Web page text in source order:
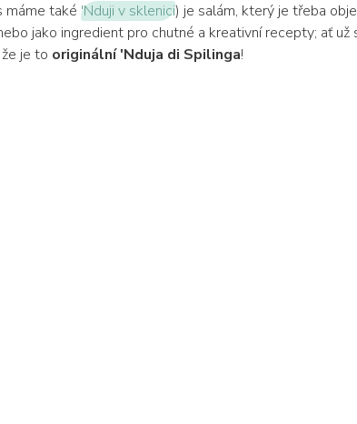
máme také 'Nduji v sklenici) je salám, který je třeba
jako ingredient pro chutné a kreativní recepty; ať už
je to originální 'Nduja di Spilinga!